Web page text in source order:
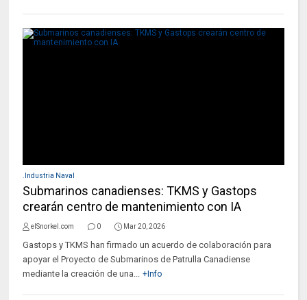
.Industria Naval
Submarinos canadienses: TKMS y Gastops
crearán centro de mantenimiento con IA
elSnorkel.com 0 Mar 20, 2026
Gastops y TKMS han firmado un acuerdo de colaboración para
apoyar el Proyecto de Submarinos de Patrulla Canadiense
mediante la creación de una... +Info